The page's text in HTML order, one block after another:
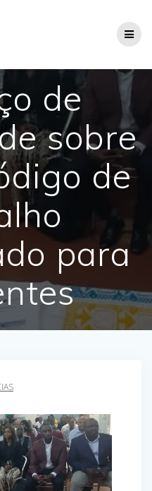
de
sobre
de
para